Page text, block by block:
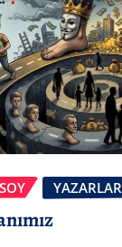
YAZARLAR